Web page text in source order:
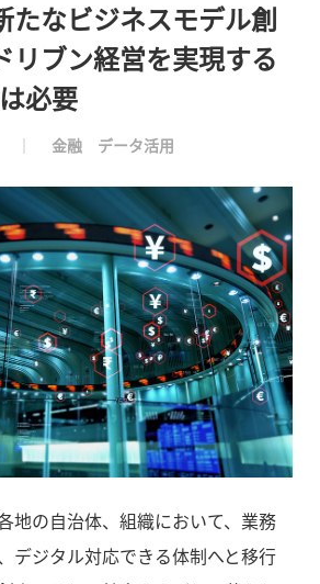
たなビジネスモデル創
リブン経営を実現する
必要
金融 データ活用
地の自治体、組織において、業務
デジタル対応できる体制へと移行